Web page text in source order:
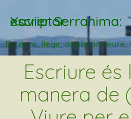
Xavier Serrahima: escriptor
Escriure, llegir, analitzar. veure,
Escriure és
manera de